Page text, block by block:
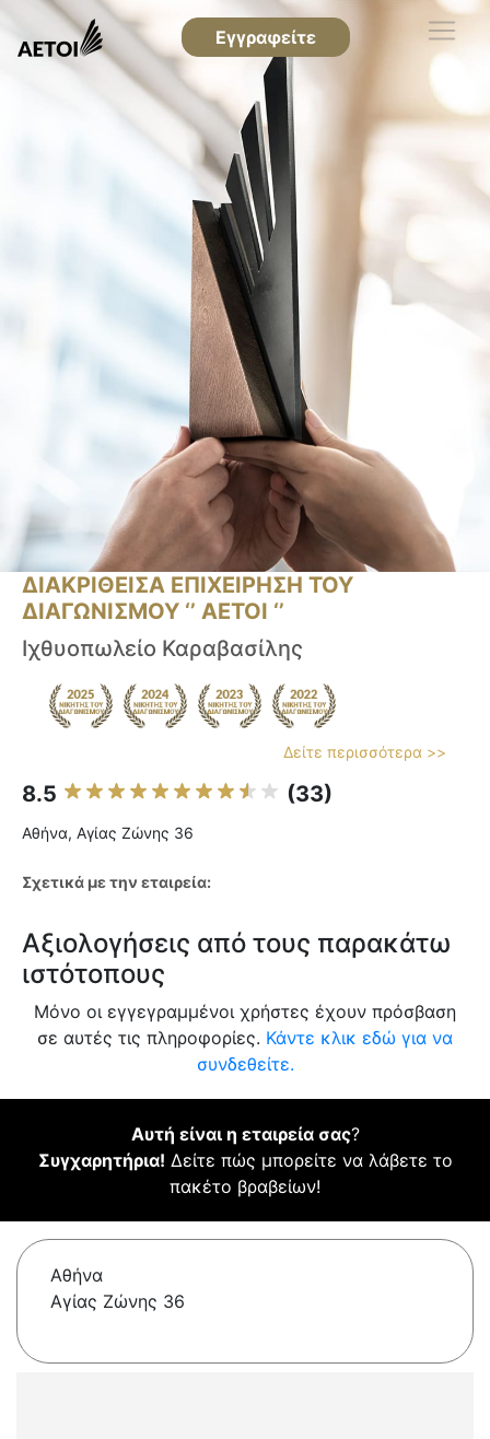
Εγγραφείτε
ΔΙΑΚΡΙΘΕΙΣΑ ΕΠΙΧΕΙΡΗΣΗ ΤΟΥ
ΔΙΑΓΩΝΙΣΜΟΥ ‘’ ΑΕΤΟΙ ‘’
Ιχθυοπωλείο Καραβασίλης
Δείτε περισσότερα >>
8.5 (33)
Αθήνα, Αγίας Ζώνης 36
Σχετικά με την εταιρεία:
Αξιολογήσεις από τους παρακάτω
ιστότοπους
Μόνο οι εγγεγραμμένοι χρήστες έχουν πρόσβαση
σε αυτές τις πληροφορίες. Κάντε κλικ εδώ για να
συνδεθείτε.
Αυτή είναι η εταιρεία σας?
Συγχαρητήρια! Δείτε πώς μπορείτε να λάβετε το
πακέτο βραβείων!
Αθήνα
Αγίας Ζώνης 36